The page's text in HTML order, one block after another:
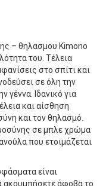
– θηλασμου Kimono
του. Τέλεια
στο σπίτι και
σε όλη την
γέννα. Ιδανικό για
και αίσθηση
και τον θηλασμό.
σε μπλε χρώμα
που ετοιμάζεται
είναι
ακουμπήσετε άφοβα το